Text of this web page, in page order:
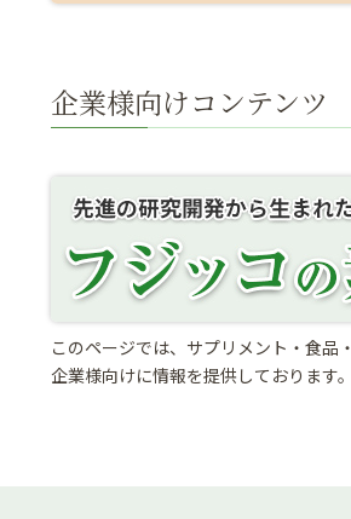
企業様向けコンテンツ
このページでは、サプリメント・食品
企業様向けに情報を提供しております。